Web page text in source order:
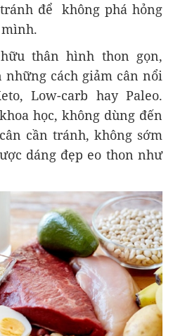
để không phá hỏng
mình.
thân hình thon gọn,
cách giảm cân nổi
Low-carb hay Paleo.
học, không dùng đến
cần tránh, không sớm
dáng đẹp eo thon như